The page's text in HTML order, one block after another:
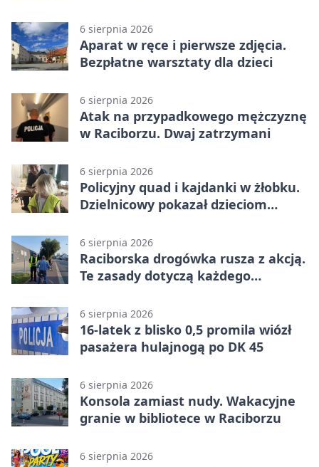
6 sierpnia 2026
Aparat w ręce i pierwsze zdjęcia.
Bezpłatne warsztaty dla dzieci
6 sierpnia 2026
Atak na przypadkowego mężczyznę
w Raciborzu. Dwaj zatrzymani
6 sierpnia 2026
Policyjny quad i kajdanki w żłobku.
Dzielnicowy pokazał dzieciom
6 sierpnia 2026
Raciborska drogówka rusza z akcją.
Te zasady dotyczą każdego
6 sierpnia 2026
16-latek z blisko 0,5 promila wiózł
pasażera hulajnogą po DK 45
6 sierpnia 2026
Konsola zamiast nudy. Wakacyjne
granie w bibliotece w Raciborzu
6 sierpnia 2026